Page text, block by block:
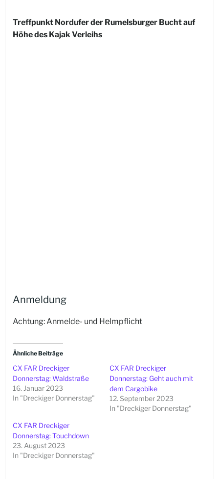
Treffpunkt Nordufer der Rumelsburger Bucht auf
Höhe des Kajak Verleihs
Anmeldung
Achtung: Anmelde- und Helmpflicht
Ähnliche Beiträge
CX FAR Dreckiger
Donnerstag: Waldstraße
16. Januar 2023
In "Dreckiger Donnerstag"
CX FAR Dreckiger
Donnerstag: Geht auch mit
dem Cargobike
12. September 2023
In "Dreckiger Donnerstag"
CX FAR Dreckiger
Donnerstag: Touchdown
23. August 2023
In "Dreckiger Donnerstag"